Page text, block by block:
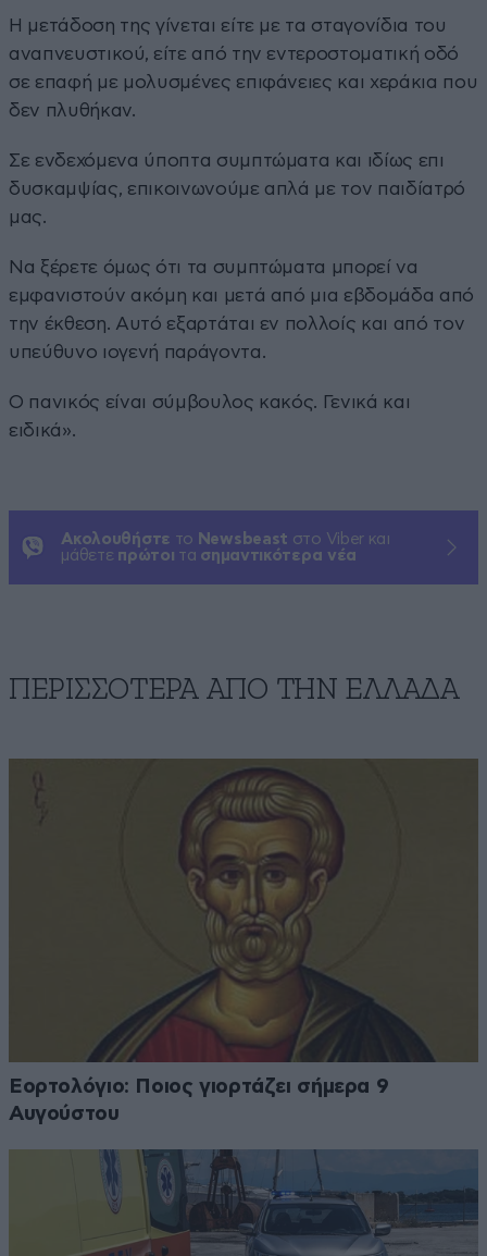
Η μετάδοση της γίνεται είτε με τα σταγονίδια του
αναπνευστικού, είτε από την εντεροστοματική οδό
σε επαφή με μολυσμένες επιφάνειες και χεράκια που
δεν πλυθήκαν.
Σε ενδεχόμενα ύποπτα συμπτώματα και ιδίως επι
δυσκαμψίας, επικοινωνούμε απλά με τον παιδίατρό
μας.
Να ξέρετε όμως ότι τα συμπτώματα μπορεί να
εμφανιστούν ακόμη και μετά από μια εβδομάδα από
την έκθεση. Αυτό εξαρτάται εν πολλοίς και από τον
υπεύθυνο ιογενή παράγοντα.
Ο πανικός είναι σύμβουλος κακός. Γενικά και
ειδικά».
Ακολουθήστε το Newsbeast στο Viber και
μάθετε πρώτοι τα σημαντικότερα νέα
ΠΕΡΙΣΣΟΤΕΡΑ ΑΠΟ ΤΗΝ ΕΛΛΑΔΑ
Εορτολόγιο: Ποιος γιορτάζει σήμερα 9
Αυγούστου